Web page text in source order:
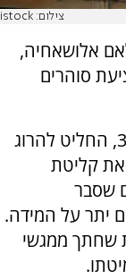
צילום: istock
אלושאחיה,
סוהרים
מכתב האישום עולה כי אלושאחיה, בן 36, החליט להרוג
קליטת
שסבר
יתר על המידה.
שחתך ממגשי